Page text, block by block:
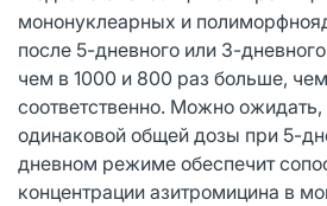
мононуклеарных и
после 5-дневного или 3-
чем в 1000 и 800 раз больше,
соответственно. Можно
одинаковой общей дозы при 5-
дневном режиме обеспечит
концентрации азитромицина в